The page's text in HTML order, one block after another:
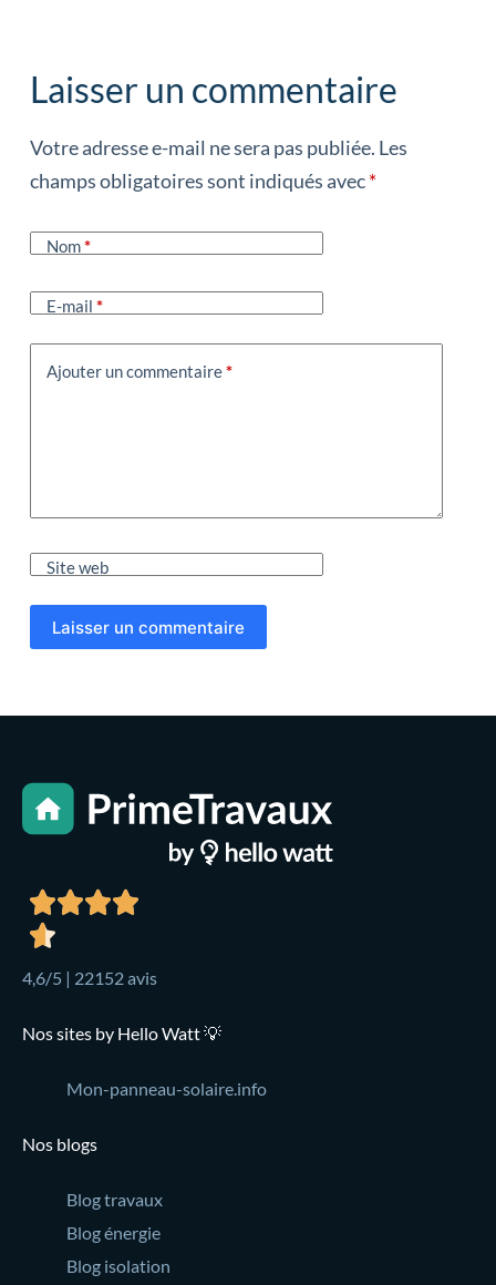
Laisser un commentaire
Votre adresse e-mail ne sera pas publiée. Les
champs obligatoires sont indiqués avec*
Nom*
E-mail *
Ajouter un commentaire*
Site web
Laisser un commentaire
4,6/5 | 22152 avis
Nos sites by Hello Watt 💡
Mon-panneau-solaire.info
Nos blogs
Blog travaux
Blog énergie
Blog isolation